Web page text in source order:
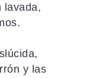
lavada,
y las